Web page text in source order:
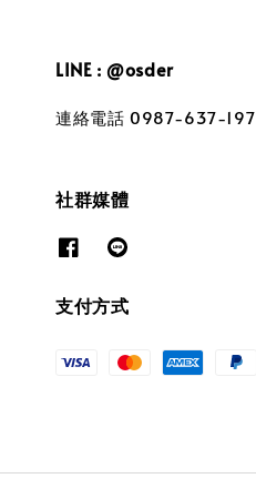
LINE : @osder
連絡電話 0987-637-197
社群媒體
支付方式